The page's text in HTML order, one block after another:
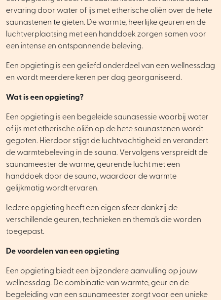
ervaring door water of ijs met etherische oliën over de hete
saunastenen te gieten. De warmte, heerlijke geuren en de
luchtverplaatsing met een handdoek zorgen samen voor
een intense en ontspannende beleving.
Een opgieting is een geliefd onderdeel van een wellnessdag
en wordt meerdere keren per dag georganiseerd.
Wat is een opgieting?
Een opgieting is een begeleide saunasessie waarbij water
of ijs met etherische oliën op de hete saunastenen wordt
gegoten. Hierdoor stijgt de luchtvochtigheid en verandert
de warmtebeleving in de sauna. Vervolgens verspreidt de
saunameester de warme, geurende lucht met een
handdoek door de sauna, waardoor de warmte
gelijkmatig wordt ervaren.
Iedere opgieting heeft een eigen sfeer dankzij de
verschillende geuren, technieken en thema's die worden
toegepast.
De voordelen van een opgieting
Een opgieting biedt een bijzondere aanvulling op jouw
wellnessdag. De combinatie van warmte, geur en de
begeleiding van een saunameester zorgt voor een unieke